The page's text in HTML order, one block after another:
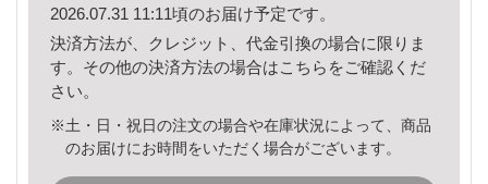
2026.07.31 11:11頃のお届け予定です。
決済方法が、クレジット、代金引換の場合に限りま
す。その他の決済方法の場合はこちら をご確認くだ
さい。
※土・日・祝日の注文の場合や在庫状況によって、商品
のお届けにお時間をいただく場合がございます。